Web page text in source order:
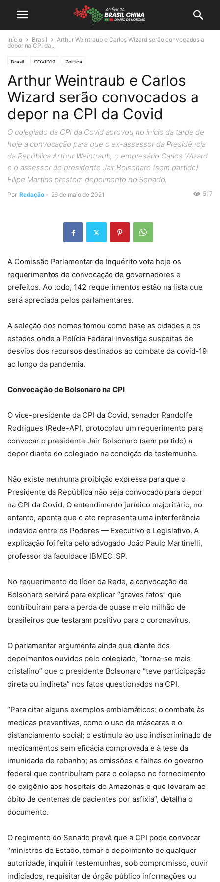
Início Brasil
Arthur Weintraub e Carlos Wizard serão convocados a
depor na CPI da...
Brasil COVID19 Politica
Arthur Weintraub e Carlos
Wizard serão convocados a
depor na CPI da Covid
O colegiado da CPI da Covid aprovou no início da tarde de
hoje a convocação para que o ex-assessor da Presidência
da República Arthur Weintraub, o empresário Carlos Wizard
e o assessor do presidente Jair Bolsonaro (sem partido)
Filipe Martins prestem depoimento no Senado.
Por Redação - 26 de maio de 2021 517
A Comissão Parlamentar de Inquérito vota hoje os
requerimentos de convocação de governadores e
prefeitos. Ao todo, 142 requerimentos estão na lista que
será apreciada pelos parlamentares.
A seleção dos nomes tomou como base as cidades e os
estados onde a Polícia Federal investiga suspeitas de
desvios dos recursos destinados ao combate da covid-19
ao longo da pandemia.
Convocação de Bolsonaro na CPI
O vice-presidente da CPI da Covid, senador Randolfe
Rodrigues (Rede-AP), protocolou um requerimento para
convocar o presidente Jair Bolsonaro (sem partido) a
depor diante do colegiado na condição de testemunha.
Não existe nenhuma proibição expressa para que o
Presidente da República não seja convocado para depor
na CPI da Covid. O entendimento jurídico majoritário, no
entanto, aponta que o ato representa uma interferência
indevida entre os Poderes — Executivo e Legislativo. A
explicação foi feita pelo advogado João Paulo Martinelli,
professor da faculdade IBMEC-SP.
No requerimento do líder da Rede, a convocação de
Bolsonaro servirá para explicar “graves fatos” que
contribuíram para a perda de quase meio milhão de
brasileiros que testaram positivo para o coronavírus.
O parlamentar argumenta ainda que diante dos
depoimentos ouvidos pelo colegiado, “torna-se mais
cristalino” que o presidente Bolsonaro “teve participação
direta ou indireta” nos fatos questionados na CPI.
“Para citar alguns exemplos emblemáticos: o combate às
medidas preventivas, como o uso de máscaras e o
distanciamento social; o estímulo ao uso indiscriminado de
medicamentos sem eficácia comprovada e à tese da
imunidade de rebanho; as omissões e falhas do governo
federal que contribuíram para o colapso no fornecimento
de oxigênio aos hospitais do Amazonas e que levaram ao
óbito de centenas de pacientes por asfixia”, detalha o
documento.
O regimento do Senado prevê que a CPI pode convocar
“ministros de Estado, tomar o depoimento de qualquer
autoridade, inquirir testemunhas, sob compromisso, ouvir
indiciados, requisitar de órgão público informações ou